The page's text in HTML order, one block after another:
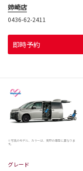
姉崎店
0436-62-2411
即時予約
※写真のモデル、カラーは、実際の車両と異なりま
す。
グレード